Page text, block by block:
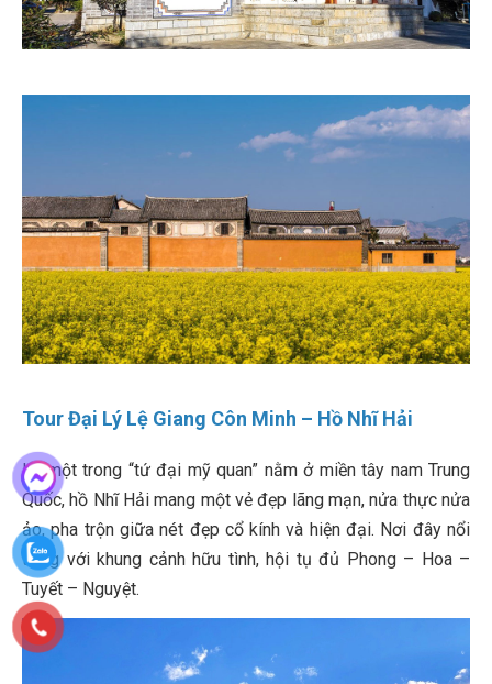
Tour Đại Lý Lệ Giang Côn Minh – Hồ Nhĩ Hải
Là một trong “tứ đại mỹ quan” nằm ở miền tây nam Trung
Quốc, hồ Nhĩ Hải mang một vẻ đẹp lãng mạn, nửa thực nửa
ảo, pha trộn giữa nét đẹp cổ kính và hiện đại. Nơi đây nổi
tiếng với khung cảnh hữu tình, hội tụ đủ Phong – Hoa –
Tuyết – Nguyệt.